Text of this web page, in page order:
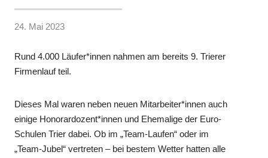
24. Mai 2023
Rund 4.000 Läufer*innen nahmen am bereits 9. Trierer
Firmenlauf teil.
Dieses Mal waren neben neuen Mitarbeiter*innen auch
einige Honorardozent*innen und Ehemalige der Euro-
Schulen Trier dabei. Ob im „Team-Laufen“ oder im
„Team-Jubel“ vertreten – bei bestem Wetter hatten alle